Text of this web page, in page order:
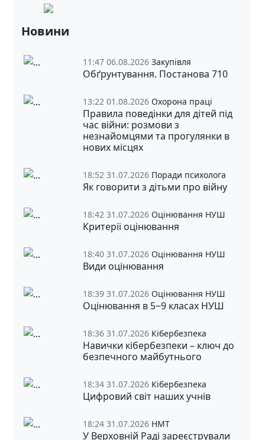
Новини
11:47 06.08.2026 Закупівля
Обґрунтування. Постанова 710
13:22 01.08.2026 Охорона праці
Правила поведінки для дітей під
час війни: розмови з
незнайомцями та прогулянки в
нових місцях
18:52 31.07.2026 Поради психолога
Як говорити з дітьми про війну
18:42 31.07.2026 Оцінювання НУШ
Критерії оцінювання
18:40 31.07.2026 Оцінювання НУШ
Види оцінювання
18:39 31.07.2026 Оцінювання НУШ
Оцінювання в 5‒9 класах НУШ
18:36 31.07.2026 Кібербезпека
Навички кібербезпеки – ключ до
безпечного майбутнього
18:34 31.07.2026 Кібербезпека
Цифровий світ наших учнів
18:24 31.07.2026 НМТ
У Верховній Раді зареєстрували